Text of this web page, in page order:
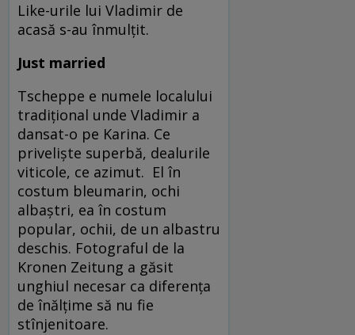
Like-urile lui Vladimir de
acasă s-au înmulțit.
Just married
Tscheppe e numele localului
tradițional unde Vladimir a
dansat-o pe Karina. Ce
priveliște superbă, dealurile
viticole, ce azimut. El în
costum bleumarin, ochi
albaștri, ea în costum
popular, ochii, de un albastru
deschis. Fotograful de la
Kronen Zeitung a găsit
unghiul necesar ca diferența
de înălțime să nu fie
stînjenitoare.